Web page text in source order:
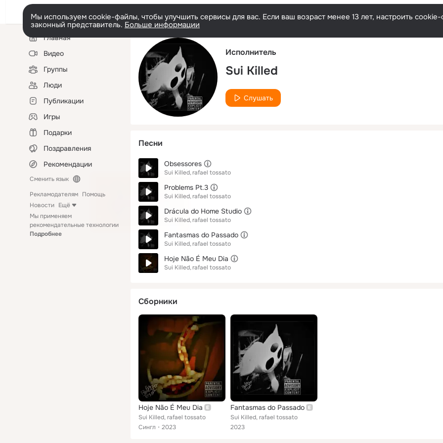
Мы используем cookie-файлы, чтобы улучшить сервисы для вас. Если ваш возраст менее 13 лет, настроить
законный представитель. Больше информации
Левая
колонкаГлавная
Видео
Группы
Люди
Публикации
Игры
Подарки
Поздравления
Рекомендации
Сменить язык
Рекламодателям Помощь
Новости Ещё
Мы применяем
рекомендательные технологии
Подробнее
Исполнитель
Sui Killed
Слушать
Песни
Obsessores
Sui Killed rafael tossato
Problems Pt.3
Sui Killed rafael tossato
Drácula do Home Studio
Sui Killed rafael tossato
Fantasmas do Passado
Sui Killed rafael tossato
Hoje Não É Meu Dia
Sui Killed rafael tossato
Сборники
Hoje Não É Meu Dia
Sui Killed, rafael tossato
Сингл
2023
Fantasmas do Passado
Sui Killed, rafael tossato
2023